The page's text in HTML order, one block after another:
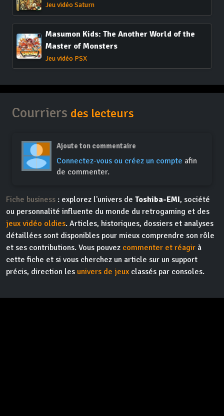
Jeu vidéo Saturn
Masumon Kids: The Another World of the
Master of Monsters
Jeu vidéo PSX
Courriers des lecteurs
Ajoute ton commentaire
Connectez-vous ou créez un compte afin
de commenter.
Fiche business : explorez l'univers de Toshiba-EMI, société
ou personnalité influente du monde du retrogaming et des
jeux vidéo oldies. Articles, historiques, dossiers et analyses
détaillées sont disponibles pour mieux comprendre son rôle
et ses contributions. Vous pouvez commenter et réagir à
cette fiche et si vous cherchez un article sur un support
précis, direction les univers de jeux classés par consoles.